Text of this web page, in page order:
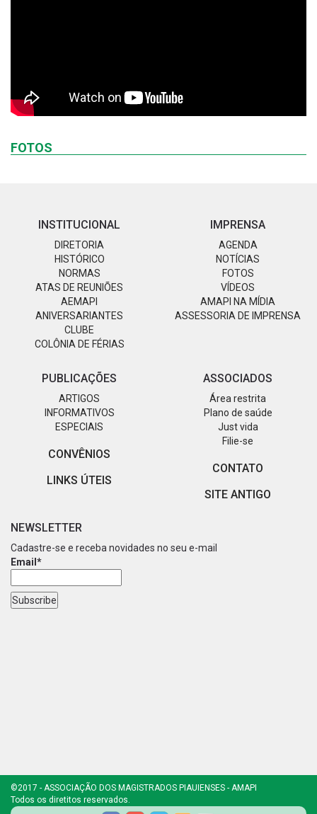
FOTOS
INSTITUCIONAL
DIRETORIA
HISTÓRICO
NORMAS
ATAS DE REUNIÕES
AEMAPI
ANIVERSARIANTES
CLUBE
COLÔNIA DE FÉRIAS
IMPRENSA
AGENDA
NOTÍCIAS
FOTOS
VÍDEOS
AMAPI NA MÍDIA
ASSESSORIA DE IMPRENSA
PUBLICAÇÕES
ARTIGOS
INFORMATIVOS
ESPECIAIS
CONVÊNIOS
LINKS ÚTEIS
ASSOCIADOS
Área restrita
Plano de saúde
Just vida
Filie-se
CONTATO
SITE ANTIGO
NEWSLETTER
Cadastre-se e receba novidades no seu e-mail
Email*
©2017 - ASSOCIAÇÃO DOS MAGISTRADOS PIAUIENSES - AMAPI
Todos os diretitos reservados.